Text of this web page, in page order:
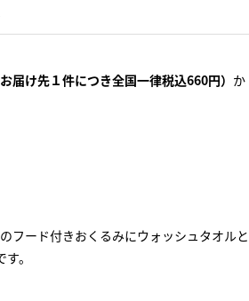
届け先１件につき全国一律税込660円） か
フード付きおくるみにウォッシュタオルと
。